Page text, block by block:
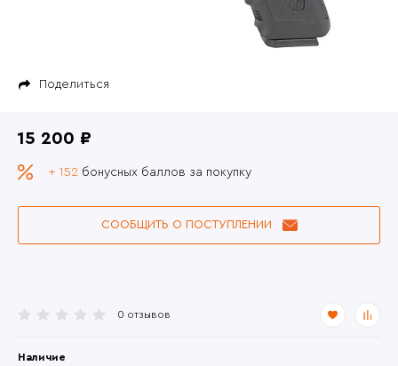
Поделиться
0 отзывов
Наличие
15 200 ₽
+ 152 бонусных баллов за покупку
СООБЩИТЬ О ПОСТУПЛЕНИИ